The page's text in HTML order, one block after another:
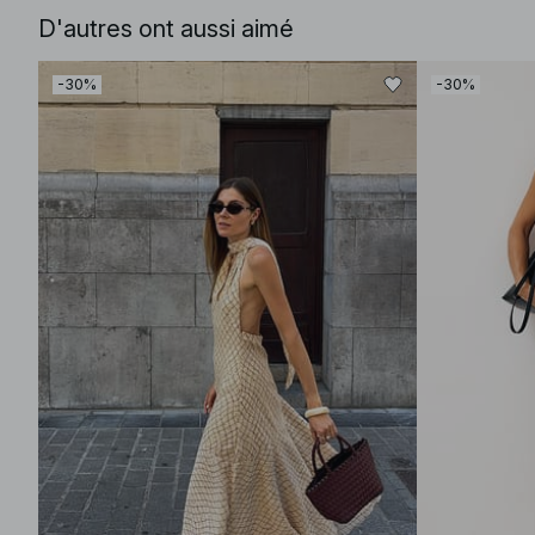
D'autres ont aussi aimé
-30% -30%